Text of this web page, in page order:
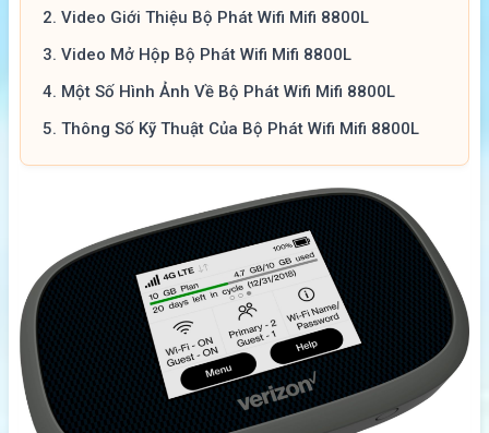
2. Video Giới Thiệu Bộ Phát Wifi Mifi 8800L
3. Video Mở Hộp Bộ Phát Wifi Mifi 8800L
4. Một Số Hình Ảnh Về Bộ Phát Wifi Mifi 8800L
5. Thông Số Kỹ Thuật Của Bộ Phát Wifi Mifi 8800L